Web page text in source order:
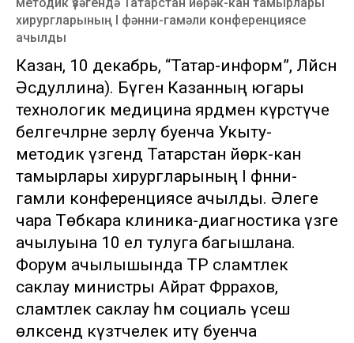
хирургларының I фәнни-гамәли конференциясе
ачылды
Казан, 10 декабрь, “Татар-информ”, Ләйсән
Әсәдуллина). Бүген Казанның югары
технологик медицина ярдәмен күрсәтүче
белгечләрне әзерләү буенча Укыту-
методик үзәгендә Татарстан йөрәк-кан
тамырлары хирургларының I фәнни-
гамәли конференциясе ачылды. Әлеге
чара Төбәкара клиника-диагностика үзәге
ачылуына 10 ел тулуга багышлана.
Форум ачылышында ТР сәламәтлек
саклау министры Айрат Фәррахов,
сәламәтлек саклау һәм социаль үсеш
өлкәсендә күзәтчелек итү буенча